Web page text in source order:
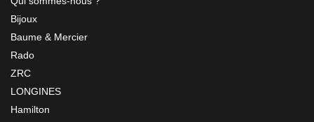
Bijoux
Baume & Mercier
Rado
ZRC
LONGINES
Hamilton